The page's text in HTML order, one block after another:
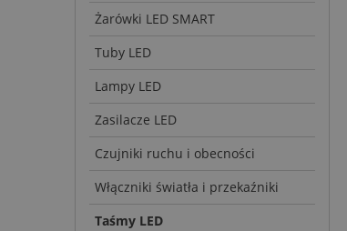
Żarówki LED SMART
Tuby LED
Lampy LED
Zasilacze LED
Czujniki ruchu i obecności
Włączniki światła i przekaźniki
Taśmy LED